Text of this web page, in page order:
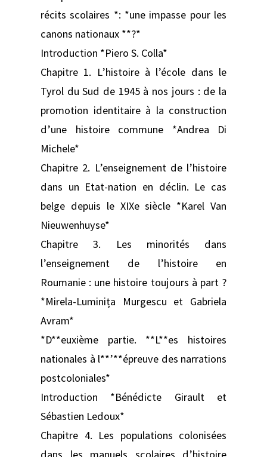
récits scolaires *: *une impasse pour les
canons nationaux **?*
Introduction *Piero S. Colla*
Chapitre 1. L’histoire à l’école dans le
Tyrol du Sud de 1945 à nos jours : de la
promotion identitaire à la construction
d’une histoire commune *Andrea Di
Michele*
Chapitre 2. L’enseignement de l’histoire
dans un Etat-nation en déclin. Le cas
belge depuis le XIXe siècle *Karel Van
Nieuwenhuyse*
Chapitre 3. Les minorités dans
l’enseignement de l’histoire en
Roumanie : une histoire toujours à part ?
*Mirela-Luminița Murgescu et Gabriela
Avram*
*D**euxième partie. **L**es histoires
nationales à l**’**épreuve des narrations
postcoloniales*
Introduction *Bénédicte Girault et
Sébastien Ledoux*
Chapitre 4. Les populations colonisées
dans les manuels scolaires d’histoire